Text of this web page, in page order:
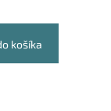
košíka